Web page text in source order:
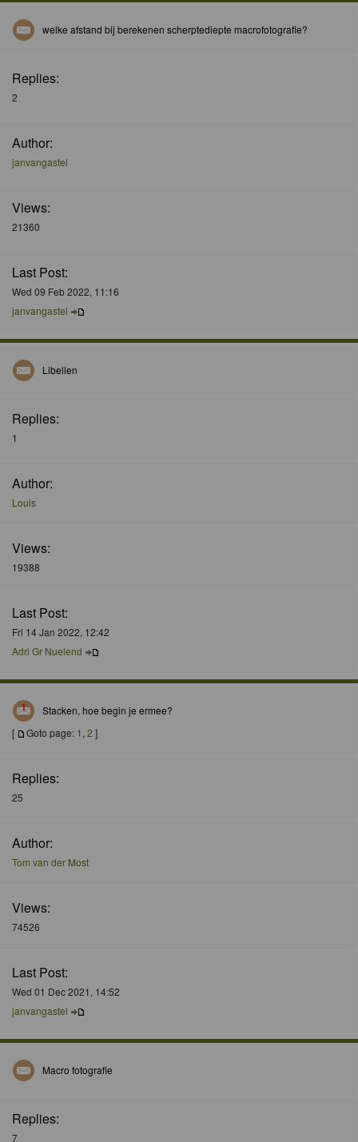
welke afstand bij berekenen scherptediepte macrofotografie?
Replies:
2
Author:
janvangastel
Views:
21360
Last Post:
Wed 09 Feb 2022, 11:16
janvangastel
Libellen
Replies:
1
Author:
Louis
Views:
19388
Last Post:
Fri 14 Jan 2022, 12:42
Adri Gr Nuelend
Stacken, hoe begin je ermee?
[
Goto page: 1 , 2 ]
Replies:
25
Author:
Tom van der Most
Views:
74526
Last Post:
Wed 01 Dec 2021, 14:52
janvangastel
Macro fotografie
Replies:
7